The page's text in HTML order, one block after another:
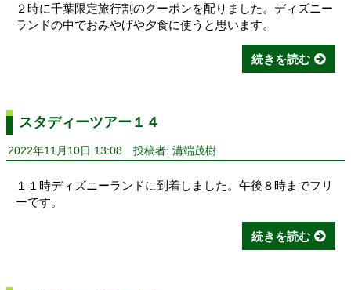
２時に千葉限定旅行割のクーポンを配りました。ディズニー
ランドの中でおみやげや夕食に使うと思います。
続きを読む
スタディーツアー１４
2022年11月10日 13:08 投稿者: 溝端茂樹
１１時ディズニーランドに到着しました。午後８時までフリ
ーです。
続きを読む